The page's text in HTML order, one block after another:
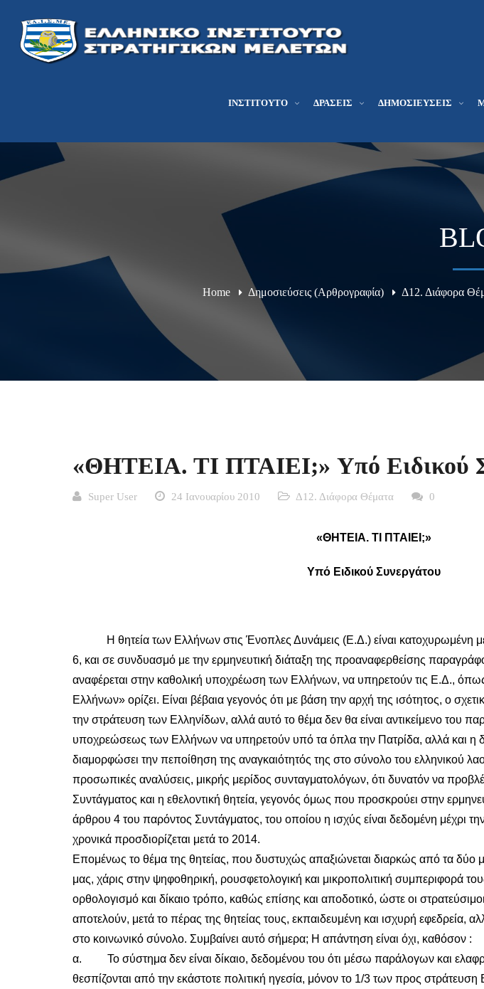
ΙΝΣΤΙΤΟΎΤΟ ΔΡΆΣΕΙΣ ΔΗΜΟΣΙΕΎΣΕΙΣ
Home Δημοσιεύσεις (Αρθρογραφία) Δ12. Διάφορα
«ΘΗΤΕΙΑ. ΤΙ ΠΤΑΙΕΙ;» Yπό Ειδικού
Super User 24 Ιανουαρίου 2010 Δ12. Διάφορα Θέματα 0
«ΘΗΤΕΙΑ. ΤΙ ΠΤΑΙΕΙ;»
Yπό Ειδικού Συνεργάτου
Η θητεία των Ελλήνων στις Ένοπλες Δυνάμεις (Ε.Δ.) είναι κατοχυρωμένη
6, και σε συνδυασμό με την ερμηνευτική διάταξη της προαναφερθείσης
αναφέρεται στην καθολική υποχρέωση των Ελλήνων, να υπηρετούν τις Ε.Δ.,
Ελλήνων» ορίζει. Είναι βέβαια γεγονός ότι με βάση την αρχή της ισότητος, ο
την στράτευση των Ελληνίδων, αλλά αυτό το θέμα δεν θα είναι αντικείμενο του
υποχρεώσεως των Ελλήνων να υπηρετούν υπό τα όπλα την Πατρίδα, αλλά και η
διαμορφώσει την πεποίθηση της αναγκαιότητός της στο σύνολο του ελληνικού
προσωπικές αναλύσεις, μικρής μερίδος συνταγματολόγων, ότι δυνατόν να
Συντάγματος και η εθελοντική θητεία, γεγονός όμως που προσκρούει στην
άρθρου 4 του παρόντος Συντάγματος, του οποίου η ισχύς είναι δεδομένη μέχρι
χρονικά προσδιορίζεται μετά το 2014.
Επομένως το θέμα της θητείας, που δυστυχώς απαξιώνεται διαρκώς από τα δύο
μας, χάρις στην ψηφοθηρική, ρουσφετολογική και μικροπολιτική συμπεριφορά
ορθολογισμό και δίκαιο τρόπο, καθώς επίσης και αποδοτικό, ώστε οι
αποτελούν, μετά το πέρας της θητείας τους, εκπαιδευμένη και ισχυρή εφεδρεία,
στο κοινωνικό σύνολο. Συμβαίνει αυτό σήμερα; Η απάντηση είναι όχι, καθόσον :
α. Το σύστημα δεν είναι δίκαιο, δεδομένου του ότι μέσω παράλογων και
θεσπίζονται από την εκάστοτε πολιτική ηγεσία, μόνον το 1/3 των προς στράτευση